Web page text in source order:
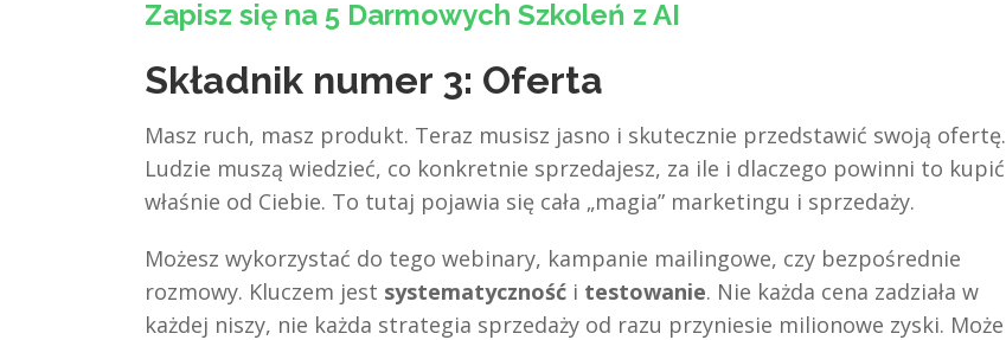
Zapisz się na 5 Darmowych Szkoleń z AI
Składnik numer 3: Oferta
Masz ruch, masz produkt. Teraz musisz jasno i skutecznie przedstawić swoją ofertę.
Ludzie muszą wiedzieć, co konkretnie sprzedajesz, za ile i dlaczego powinni to kupić
właśnie od Ciebie. To tutaj pojawia się cała „magia” marketingu i sprzedaży.
Możesz wykorzystać do tego webinary, kampanie mailingowe, czy bezpośrednie
rozmowy. Kluczem jest systematyczność i testowanie. Nie każda cena zadziała w
każdej niszy, nie każda strategia sprzedaży od razu przyniesie milionowe zyski. Może